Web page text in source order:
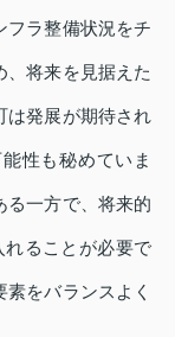
フラ整備状況をチ
、将来を見据えた
は発展が期待され
性も秘めていま
る一方で、将来的
ることが必要で
をバランスよく